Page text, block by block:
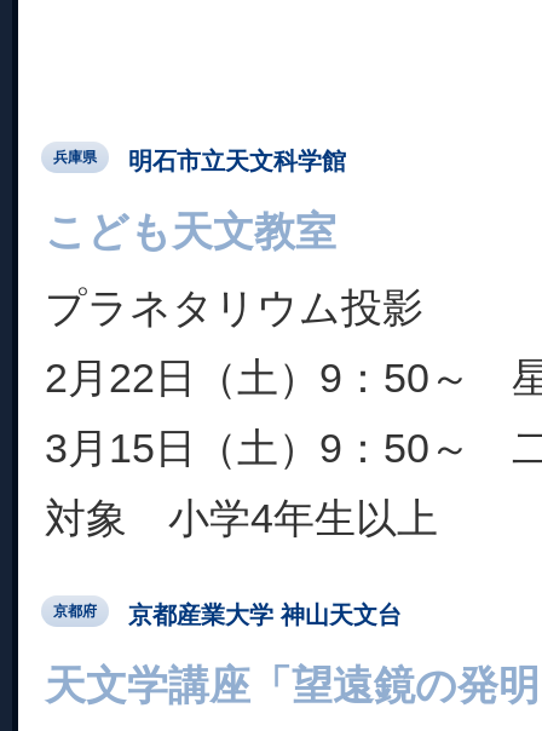
兵庫県 明石市立天文科学館
こども天文教室
プラネタリウム投影
2月22日（土）9：50～
3月15日（土）9：50～
対象 小学4年生以上
京都府 京都産業大学 神山天文台
天文学講座「望遠鏡の発